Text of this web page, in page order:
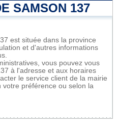
SAMSON 137
est située dans la province
et d'autres informations
vous pouvez vous
à l'adresse et aux horaires
le service client de la mairie
préférence ou selon la